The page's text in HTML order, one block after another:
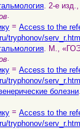
. 2-е
.
= Access to the
tryphonov/
. М.,
.
= Access to the
tryphonov/
болезни
= Access to the
tryphonov/